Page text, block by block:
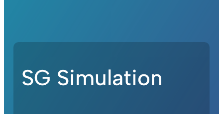
SG Simulation